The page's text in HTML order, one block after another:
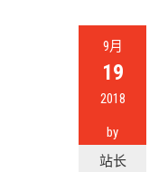
9月
19
2018
by
站长